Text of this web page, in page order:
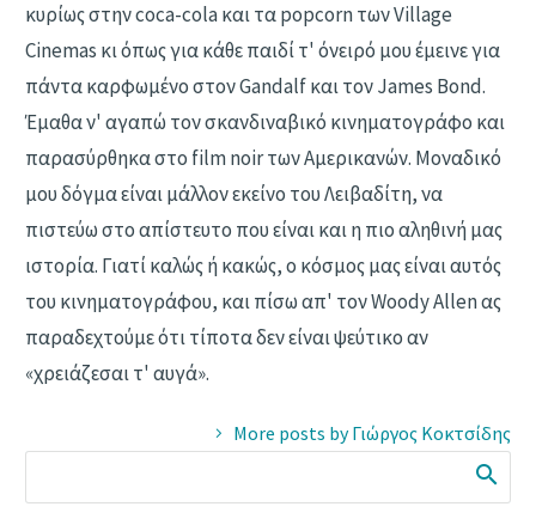
κυρίως στην coca-cola και τα popcorn των Village
Cinemas κι όπως για κάθε παιδί τ' όνειρό μου έμεινε για
πάντα καρφωμένο στον Gandalf και τον James Bond.
Έμαθα ν' αγαπώ τον σκανδιναβικό κινηματογράφο και
παρασύρθηκα στο film noir των Αμερικανών. Μοναδικό
μου δόγμα είναι μάλλον εκείνο του Λειβαδίτη, να
πιστεύω στο απίστευτο που είναι και η πιο αληθινή μας
ιστορία. Γιατί καλώς ή κακώς, ο κόσμος μας είναι αυτός
του κινηματογράφου, και πίσω απ' τον Woody Allen ας
παραδεχτούμε ότι τίποτα δεν είναι ψεύτικο αν
«χρειάζεσαι τ' αυγά».
More posts by Γιώργος Κοκτσίδης